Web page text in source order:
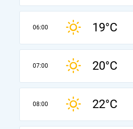
06:00 19°C
07:00 20°C
08:00 22°C